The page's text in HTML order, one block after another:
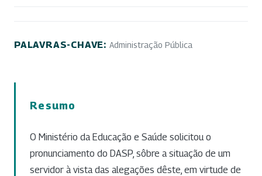
PALAVRAS-CHAVE: Administração Pública
Resumo
O Ministério da Educação e Saúde solicitou o
pronunciamento do DASP, sôbre a situação de um
servidor à vista das alegações dêste, em virtude de